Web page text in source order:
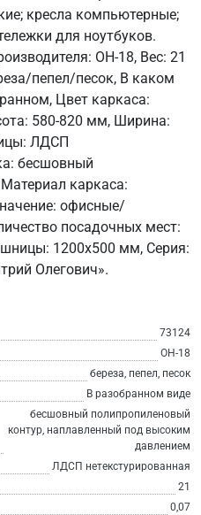
кресла компьютерные;
для ноутбуков.
ОН-18, Вес: 21
пепел/песок, В каком
Цвет каркаса:
580-820 мм, Ширина:
ЛДСП
бесшовный
каркаса:
офисные/
посадочных мест:
1200х500 мм, Серия:
Олегович».
73124
ОН-18
береза, пепел, песок
В разобранном виде
бесшовный полипропиленовый
контур, наплавленный под высоким
давлением
ЛДСП нетекстурированная
21
0,07